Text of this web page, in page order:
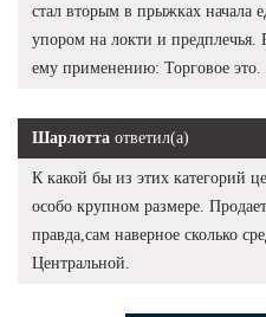
стал вторым в прыжках начала
упором на локти и предплечья.
ему применению: Торговое это.
Шарлотта ответил(а)
К какой бы из этих категорий
особо крупном размере.
правда,сам наверное сколько
Центральной.